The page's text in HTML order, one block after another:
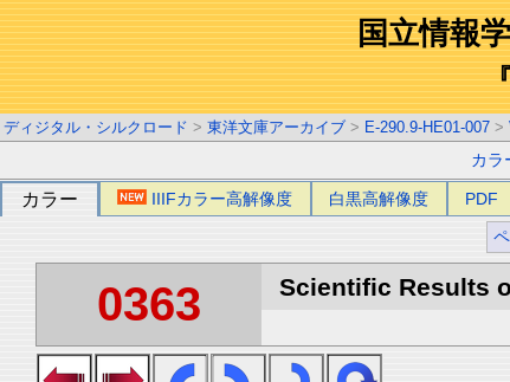
国立情報
ディジタル・シルクロード > 東洋文庫アーカイブ > E-290.9-HE01-007 >
カラ
カラー IIIFカラー高解像度 白黒高解像度 PDF
0363 Scientific Results